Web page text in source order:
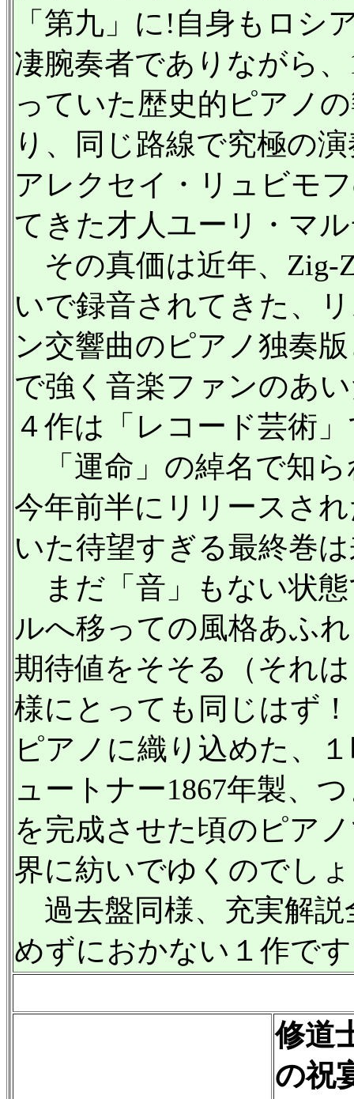
「第九」に!自身もロシ
凄腕奏者でありながら
っていた歴史的ピアノ
り、同じ路線で究極の
アレクセイ・リュビモ
てきた才人ユーリ・マ
その真価は近年、Zig-
いで録音されてきた、
ン交響曲のピアノ独奏
で強く音楽ファンのあ
４作は「レコード芸術
「運命」の綽名で知ら
今年前半にリリースさ
いた待望すぎる最終巻
まだ「音」もない状態
ルへ移っての風格あふ
期待値をそそる（それ
様にとっても同じはず
ピアノに織り込めた、
ュートナー1867年製、
を完成させた頃のピア
界に紡いでゆくのでし
過去盤同様、充実解説
めずにおかない１作で
修道
の祝